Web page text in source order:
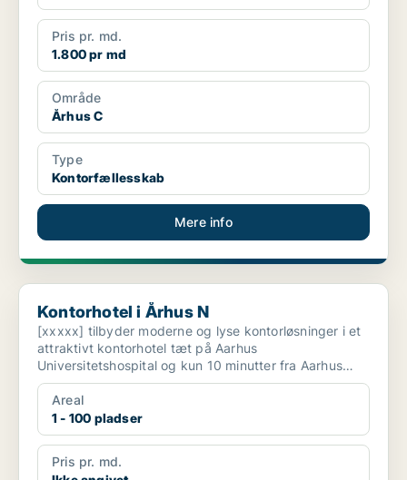
Pris pr. md.
1.800 pr md
Område
Århus C
Type
Kontorfællesskab
Mere info
Kontorhotel i Århus N
Kontorhotel i Århus N
[xxxxx] tilbyder moderne og lyse kontorløsninger i et
attraktivt kontorhotel tæt på Aarhus
Universitetshospital og kun 10 minutter fra Aarhus
centrum. Med en...
Areal
1 - 100 pladser
Pris pr. md.